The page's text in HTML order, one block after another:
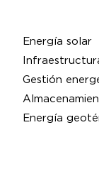
Energía solar
Gestión
Energía